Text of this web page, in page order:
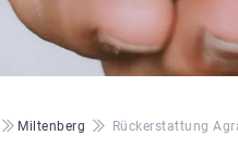
Miltenberg Rückerstattung